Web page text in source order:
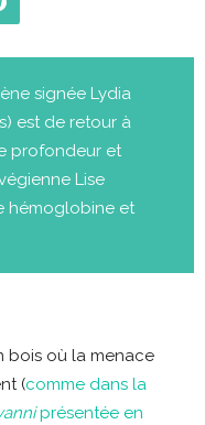
signée Lydia
est de retour à
profondeur et
Lise
hémoglobine et
bois où la menace
(comme dans la
présentée en